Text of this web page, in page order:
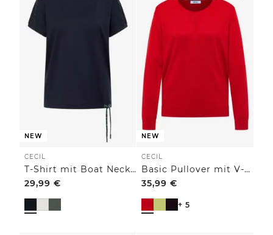
NEW
CECIL
T-Shirt mit Boat Neck und Leo-Piping
29,99 €
NEW
CECIL
Basic Pullover mit V-Neck in Unifarbe
35,99€
+ 5